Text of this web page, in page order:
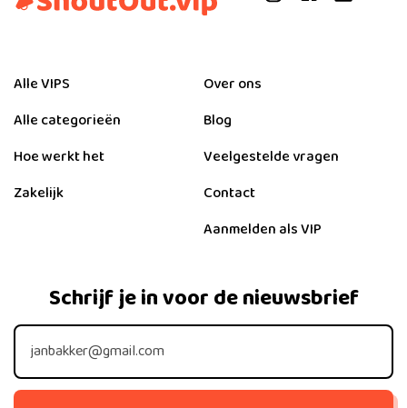
Alle VIPS
Alle categorieën
Hoe werkt het
Zakelijk
Over ons
Blog
Veelgestelde vragen
Contact
Aanmelden als VIP
Schrijf je in voor de nieuwsbrief